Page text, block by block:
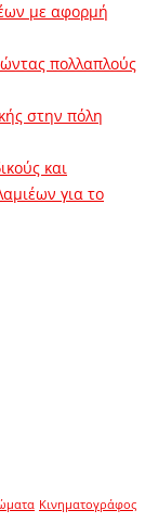
με αφορμή
πολλαπλούς
στην πόλη
και
για το
Κινηματογράφος